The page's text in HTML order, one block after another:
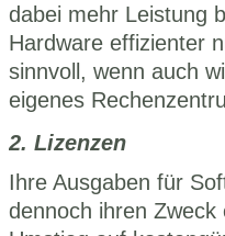
dabei mehr Leistung
Hardware effizienter
sinnvoll, wenn auch
eigenes
2. Lizenzen
Ihre Ausgaben für
dennoch ihren